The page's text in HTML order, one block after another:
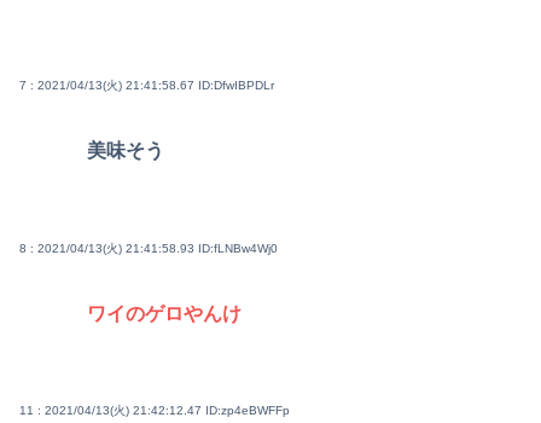
7 : 2021/04/13(火) 21:41:58.67 ID:DfwIBPDLr
美味そう
8 : 2021/04/13(火) 21:41:58.93 ID:fLNBw4Wj0
ワイのゲロやんけ
11 : 2021/04/13(火) 21:42:12.47 ID:zp4eBWFFp